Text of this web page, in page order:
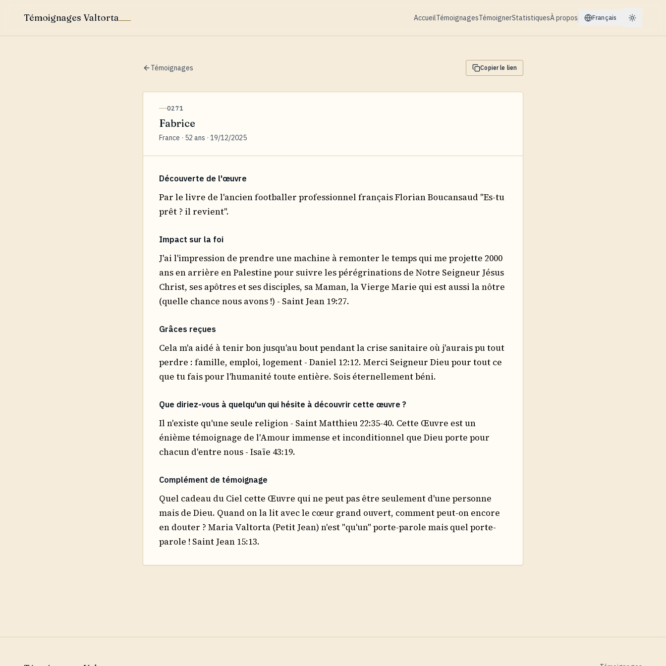
Témoignages Valtorta AccueilTémoignagesTémoignerStatistiquesÀ propos Français
Témoignages Copier le lien
0271
Fabrice
France · 52 ans · 19/12/2025
Découverte de l'œuvre
Par le livre de l'ancien footballer professionnel français Florian Boucansaud "Es-tu
prêt ? il revient".
Impact sur la foi
J'ai l'impression de prendre une machine à remonter le temps qui me projette 2000
ans en arrière en Palestine pour suivre les pérégrinations de Notre Seigneur Jésus
Christ, ses apôtres et ses disciples, sa Maman, la Vierge Marie qui est aussi la nôtre
(quelle chance nous avons !) - Saint Jean 19:27.
Grâces reçues
Cela m'a aidé à tenir bon jusqu'au bout pendant la crise sanitaire où j'aurais pu tout
perdre : famille, emploi, logement - Daniel 12:12. Merci Seigneur Dieu pour tout ce
que tu fais pour l'humanité toute entière. Sois éternellement béni.
Que diriez-vous à quelqu'un qui hésite à découvrir cette œuvre ?
Il n'existe qu'une seule religion - Saint Matthieu 22:35-40. Cette Œuvre est un
énième témoignage de l'Amour immense et inconditionnel que Dieu porte pour
chacun d'entre nous - Isaïe 43:19.
Complément de témoignage
Quel cadeau du Ciel cette Œuvre qui ne peut pas être seulement d'une personne
mais de Dieu. Quand on la lit avec le cœur grand ouvert, comment peut-on encore
en douter ? Maria Valtorta (Petit Jean) n'est "qu'un" porte-parole mais quel porte-
parole ! Saint Jean 15:13.